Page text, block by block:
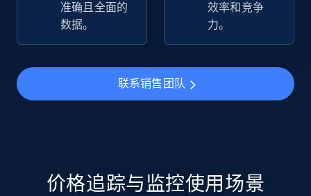
URL, Title, Available, Description, Currency, Initial
price, Final price, Discount percent, and more.
准确且全面的
数据。
效率和竞争
力。
联系销售团队
价格追踪与监控使用场景